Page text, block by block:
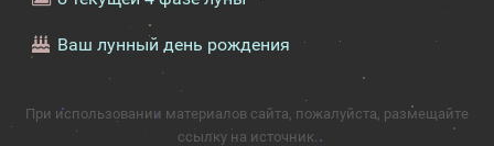
Ваш лунный день рождения
При использовании материалов сайта, пожалуйста, размещайте
ссылку на источник.